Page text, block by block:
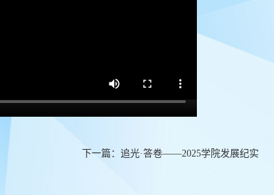
下一篇： 追光·答卷——2025学院发展纪实